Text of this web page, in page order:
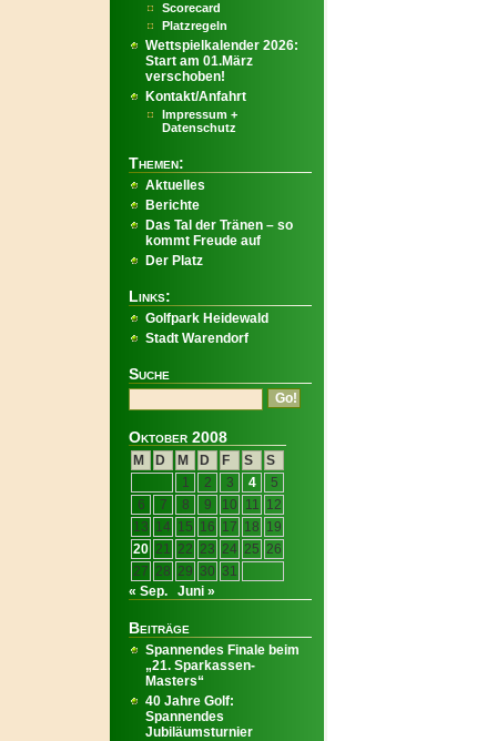
Scorecard
Platzregeln
Wettspielkalender 2026:
Start am 01.März
verschoben!
Kontakt/Anfahrt
Impressum +
Datenschutz
Themen:
Aktuelles
Berichte
Das Tal der Tränen – so
kommt Freude auf
Der Platz
Links:
Golfpark Heidewald
Stadt Warendorf
Suche
Oktober 2008
M D M D F S
S
1
2 3 4
5
6
7 8 9 10 11 12
13 14 15 16 17 18 19
20 21 22 23 24 25 26
27 28 29 30 31
« Sep.
Juni »
Beiträge
Spannendes Finale beim
„21. Sparkassen-
Masters“
40 Jahre Golf:
Spannendes
Jubiläumsturnier